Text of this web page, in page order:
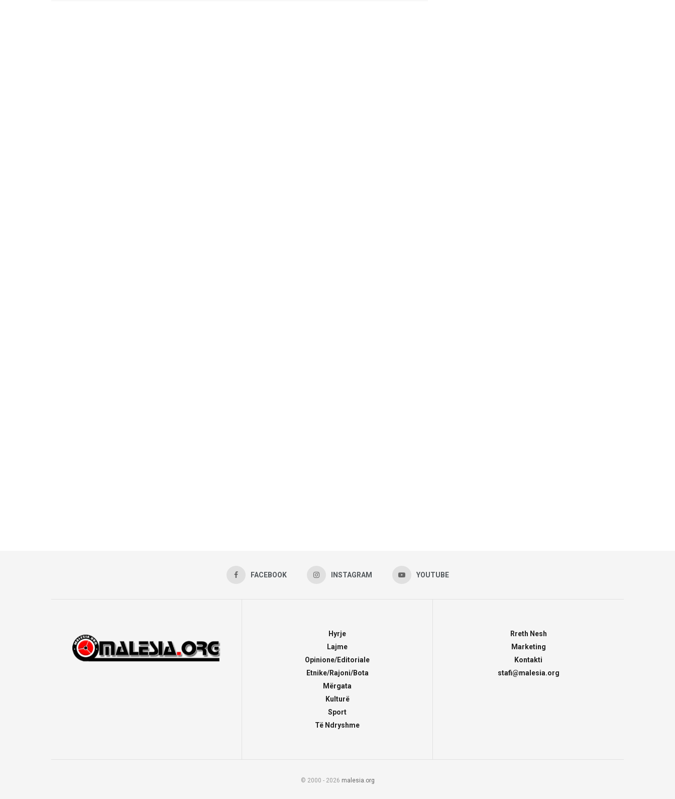
FACEBOOK INSTAGRAM YOUTUBE
Hyrje
Lajme
Opinione/Editoriale
Etnike/Rajoni/Bota
Mërgata
Kulturë
Sport
Të Ndryshme
Rreth Nesh
Marketing
Kontakti
stafi@malesia.org
© 2000 - 2026 malesia.org